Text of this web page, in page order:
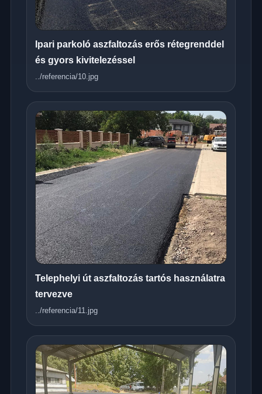
Ipari parkoló aszfaltozás erős rétegrenddel
és gyors kivitelezéssel
../referencia/10.jpg
Telephelyi út aszfaltozás tartós használatra
tervezve
../referencia/11.jpg